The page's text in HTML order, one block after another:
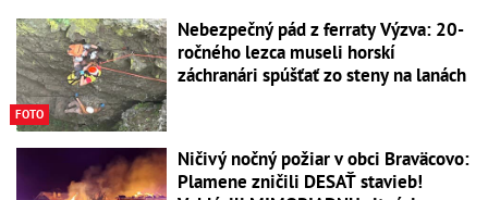
FOTO
Nebezpečný pád z ferraty Výzva: 20-
ročného lezca museli horskí
záchranári spúšťať zo steny na lanách
Ničivý nočný požiar v obci Braväcovo:
Plamene zničili DESAŤ stavieb!